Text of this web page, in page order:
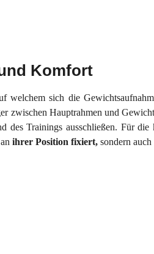
Komfort
welchem sich die
zwischen Hauptrahmen und
des Trainings ausschließen. Für
ihrer Position fixiert, sondern